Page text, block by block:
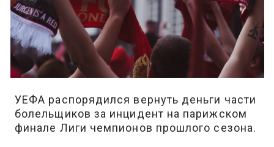
УЕФА распорядился вернуть деньги части
болельщиков за инцидент на парижском
финале Лиги чемпионов прошлого сезона.